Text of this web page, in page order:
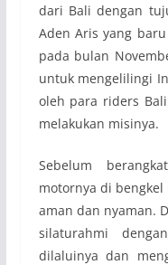
dari Bali dengan
Aden Aris yang
pada bulan
untuk mengelilingi
oleh para riders
melakukan misinya.
Sebelum
motornya di
aman dan nyaman.
silaturahmi
dilaluinya dan